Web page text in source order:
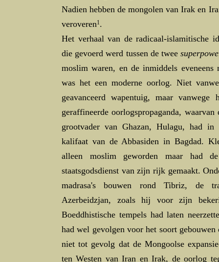
Nadien hebben de mongolen van Irak en
veroveren1.
Het verhaal van de radicaal-islamitische
die gevoerd werd tussen de twee
moslim waren, en de inmiddels
was het een moderne oorlog. Niet
geavanceerd wapentuig, maar vanwege
geraffineerde oorlogspropaganda,
grootvader van Ghazan, Hulagu, had
kalifaat van de Abbasiden in Bagdad.
alleen moslim geworden maar had
staatsgodsdienst van zijn rijk gemaakt.
madrasa's bouwen rond Tibriz, de
Azerbeidzjan, zoals hij voor zijn
Boeddhistische tempels had laten
had wel gevolgen voor het soort
niet tot gevolg dat de Mongoolse
ten Westen van Iran en Irak, de oorlog